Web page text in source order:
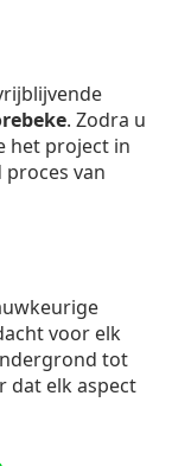
. Zodra u
het project in
van
voor elk
tot
dat elk aspect